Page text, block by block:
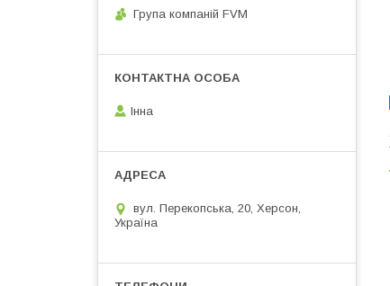
Група компаній FVM
Інна
вул. Перекопська, 20, Херсон,
Україна